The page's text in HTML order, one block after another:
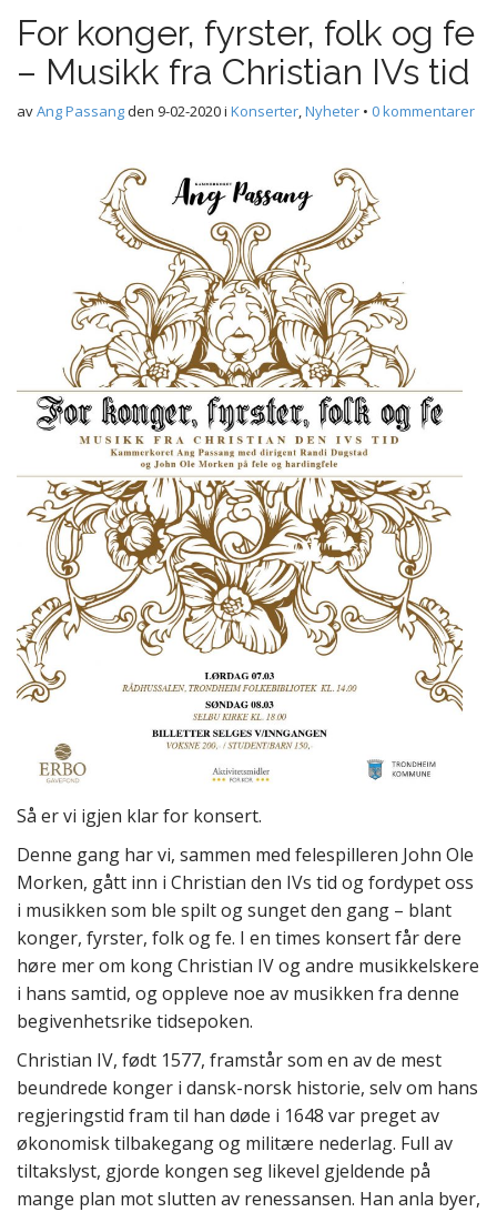
For konger, fyrster, folk og fe
– Musikk fra Christian IVs tid
avAng Passangden 9-02-2020i Konserter,Nyheter • 0 kommentarer
Så er vi igjen klar for konsert.
Denne gang har vi, sammen med felespilleren John Ole
Morken, gått inn i Christian den IVs tid og fordypet oss
i musikken som ble spilt og sunget den gang – blant
konger, fyrster, folk og fe. I en times konsert får dere
høre mer om kong Christian IV og andre musikkelskere
i hans samtid, og oppleve noe av musikken fra denne
begivenhetsrike tidsepoken.
Christian IV, født 1577, framstår som en av de mest
beundrede konger i dansk-norsk historie, selv om hans
regjeringstid fram til han døde i 1648 var preget av
økonomisk tilbakegang og militære nederlag. Full av
tiltakslyst, gjorde kongen seg likevel gjeldende på
mange plan mot slutten av renessansen. Han anla byer,